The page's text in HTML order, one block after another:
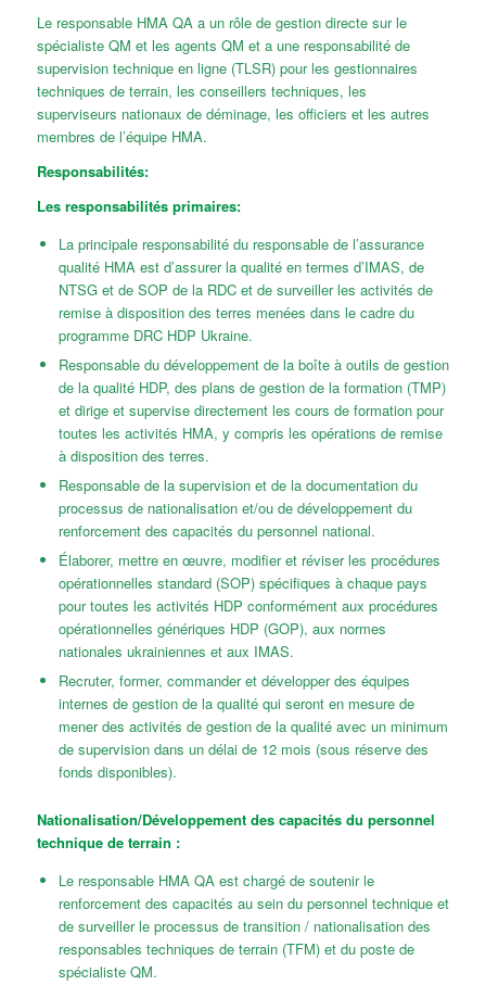
Le responsable HMA QA a un rôle de gestion directe sur le
spécialiste QM et les agents QM et a une responsabilité de
supervision technique en ligne (TLSR) pour les gestionnaires
techniques de terrain, les conseillers techniques, les
superviseurs nationaux de déminage, les officiers et les autres
membres de l’équipe HMA.
Responsabilités:
Les responsabilités primaires:
La principale responsabilité du responsable de l’assurance
qualité HMA est d’assurer la qualité en termes d’IMAS, de
NTSG et de SOP de la RDC et de surveiller les activités de
remise à disposition des terres menées dans le cadre du
programme DRC HDP Ukraine.
Responsable du développement de la boîte à outils de gestion
de la qualité HDP, des plans de gestion de la formation (TMP)
et dirige et supervise directement les cours de formation pour
toutes les activités HMA, y compris les opérations de remise
à disposition des terres.
Responsable de la supervision et de la documentation du
processus de nationalisation et/ou de développement du
renforcement des capacités du personnel national.
Élaborer, mettre en œuvre, modifier et réviser les procédures
opérationnelles standard (SOP) spécifiques à chaque pays
pour toutes les activités HDP conformément aux procédures
opérationnelles génériques HDP (GOP), aux normes
nationales ukrainiennes et aux IMAS.
Recruter, former, commander et développer des équipes
internes de gestion de la qualité qui seront en mesure de
mener des activités de gestion de la qualité avec un minimum
de supervision dans un délai de 12 mois (sous réserve des
fonds disponibles).
Nationalisation/Développement des capacités du personnel
technique de terrain :
Le responsable HMA QA est chargé de soutenir le
renforcement des capacités au sein du personnel technique et
de surveiller le processus de transition / nationalisation des
responsables techniques de terrain (TFM) et du poste de
spécialiste QM.